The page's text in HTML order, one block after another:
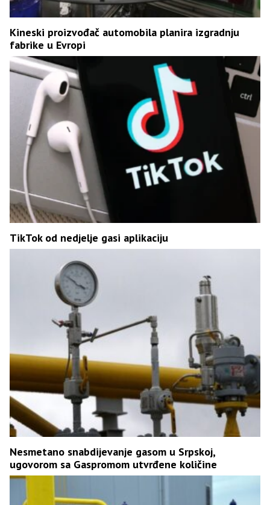
Kineski proizvođač automobila planira izgradnju
fabrike u Evropi
TikTok od nedjelje gasi aplikaciju
Nesmetano snabdijevanje gasom u Srpskoj,
ugovorom sa Gaspromom utvrđene količine